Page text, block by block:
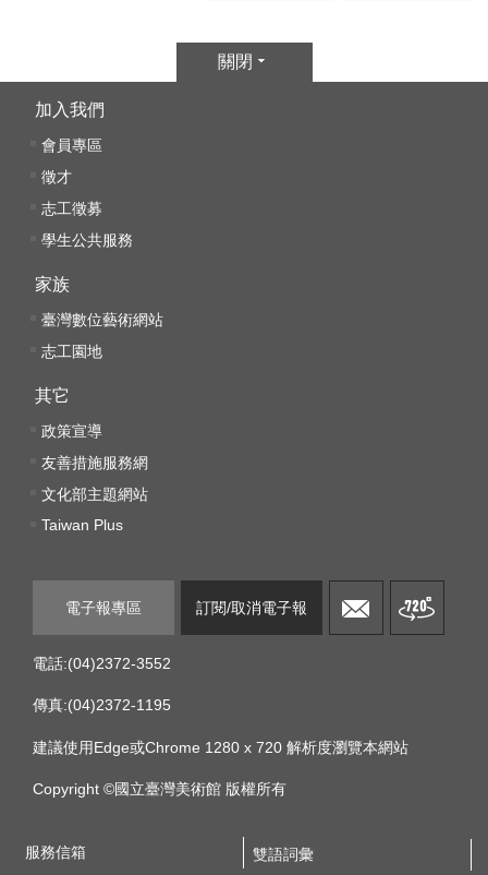
彙
常
文
資
保
護
著
權
資
關閉
加入我們
會員專區
徵才
志工徵募
學生公共服務
家族
臺灣數位藝術網站
志工園地
其它
政策宣導
友善措施服務網
文化部主題網站
Taiwan Plus
電子報專區 訂閱/取消電子報
電話:(04)2372-3552
傳真:(04)2372-1195
建議使用Edge或Chrome 1280 x 720 解析度瀏覽本網站
Copyright ©國立臺灣美術館 版權所有
服務信箱 雙語詞彙